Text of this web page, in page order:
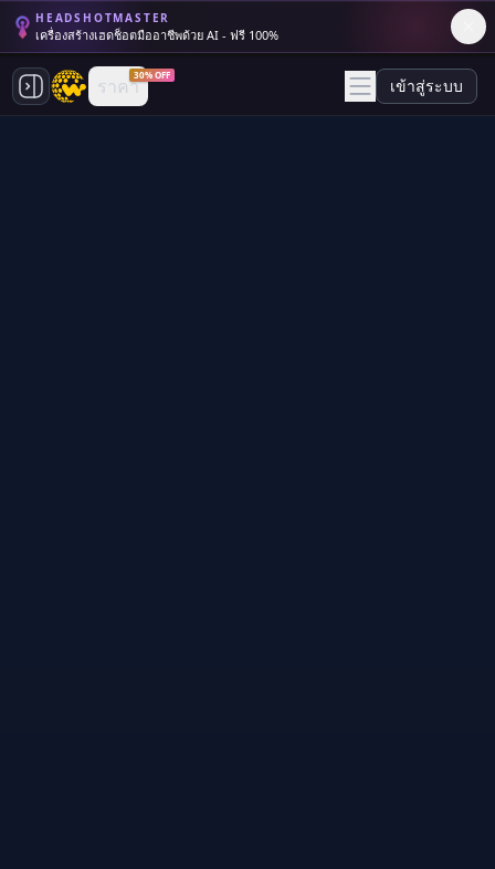
HEADSHOTMASTER
เครื่องสร้างเฮดช็อตมืออาชีพด้วย AI - ฟรี 100%
ราคา30% OFF
เข้าสู่ระบบ